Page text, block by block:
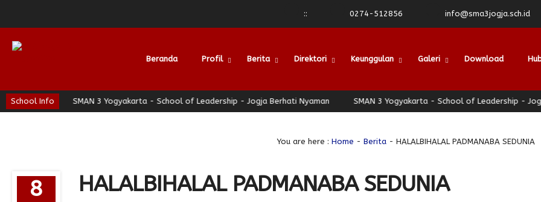
:: 0274-512856 info@sma3jogja.sch.id
Beranda Profil Berita Direktori Keunggulan Galeri Download
School InfoSMAN 3 Yogyakarta - School of Leadership - Jogja Berhati Nyaman SMAN 3 Yogyakarta - School of Leadership - Jogja
You are here : Home - Berita- HALALBIHALAL PADMANABA SEDUNIA
8 HALALBIHALAL PADMANABA SEDUNIA